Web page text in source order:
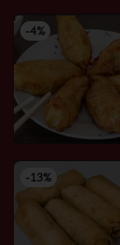
-4%
-13%